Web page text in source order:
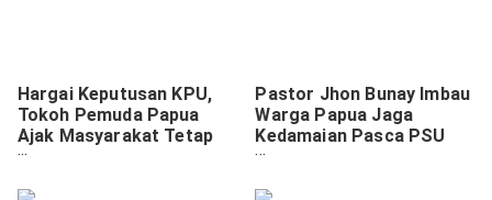
Hargai Keputusan KPU,
Tokoh Pemuda Papua
Ajak Masyarakat Tetap
Tenang
Pastor Jhon Bunay Imbau
Warga Papua Jaga
Kedamaian Pasca PSU
Pilgub